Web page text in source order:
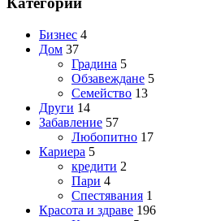
Бизнес 4
Дом 37
Градина 5
Обзавеждане 5
Семейство 13
Други 14
Забавление 57
Любопитно 17
Кариера 5
кредити 2
Пари 4
Спестявания 1
Красота и здраве 196